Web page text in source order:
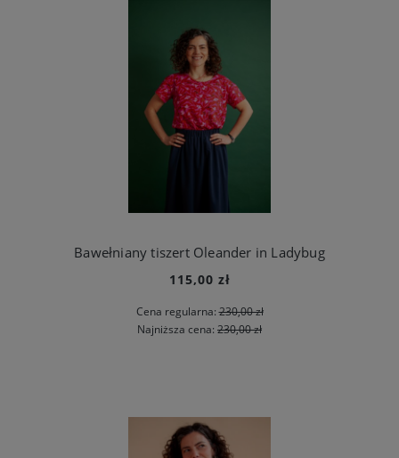
Bawełniany tiszert Oleander in Ladybug
115,00 zł
Cena regularna:230,00 zł
Najniższa cena: 230,00 zł